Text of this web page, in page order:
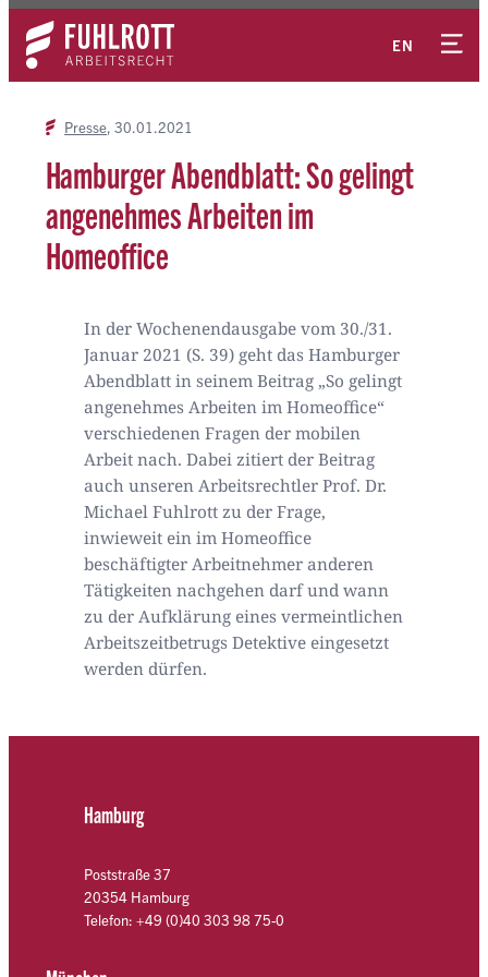
Zum
Inhalt
springen
EN
Kontakt
Presse 30.01.2021
Hamburger Abendblatt: So gelingt
angenehmes Arbeiten im
Homeoffice
In der Wochenendausgabe vom 30./31.
Januar 2021 (S. 39) geht das Hamburger
Abendblatt in seinem Beitrag „So gelingt
angenehmes Arbeiten im Homeoffice“
verschiedenen Fragen der mobilen
Arbeit nach. Dabei zitiert der Beitrag
auch unseren Arbeitsrechtler Prof. Dr.
Michael Fuhlrott zu der Frage,
inwieweit ein im Homeoffice
beschäftigter Arbeitnehmer anderen
Tätigkeiten nachgehen darf und wann
zu der Aufklärung eines vermeintlichen
Arbeitszeitbetrugs Detektive eingesetzt
werden dürfen.
Hamburg
Poststraße 37
20354 Hamburg
Telefon: +49 (0)40 303 98 75-0